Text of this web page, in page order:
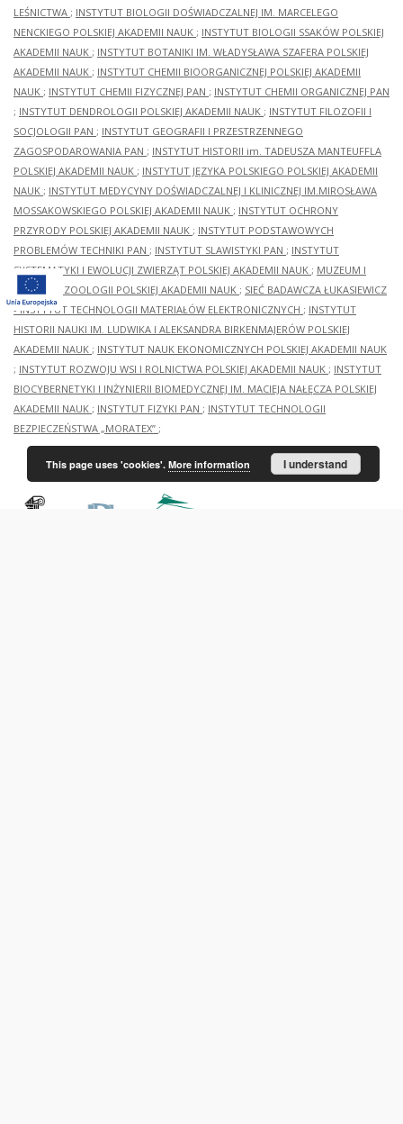
LEŚNICTWA ; INSTYTUT BIOLOGII DOŚWIADCZALNEJ IM. MARCELEGO
NENCKIEGO POLSKIEJ AKADEMII NAUK ; INSTYTUT BIOLOGII SSAKÓW POLSKIEJ
AKADEMII NAUK ; INSTYTUT BOTANIKI IM. WŁADYSŁAWA SZAFERA POLSKIEJ
AKADEMII NAUK ; INSTYTUT CHEMII BIOORGANICZNEJ POLSKIEJ AKADEMII
NAUK ; INSTYTUT CHEMII FIZYCZNEJ PAN ; INSTYTUT CHEMII ORGANICZNEJ PAN
; INSTYTUT DENDROLOGII POLSKIEJ AKADEMII NAUK ; INSTYTUT FILOZOFII I
SOCJOLOGII PAN ; INSTYTUT GEOGRAFII I PRZESTRZENNEGO
ZAGOSPODAROWANIA PAN ; INSTYTUT HISTORII im. TADEUSZA MANTEUFFLA
POLSKIEJ AKADEMII NAUK ; INSTYTUT JĘZYKA POLSKIEGO POLSKIEJ AKADEMII
NAUK ; INSTYTUT MEDYCYNY DOŚWIADCZALNEJ I KLINICZNEJ IM.MIROSŁAWA
MOSSAKOWSKIEGO POLSKIEJ AKADEMII NAUK ; INSTYTUT OCHRONY
PRZYRODY POLSKIEJ AKADEMII NAUK ; INSTYTUT PODSTAWOWYCH
PROBLEMÓW TECHNIKI PAN ; INSTYTUT SLAWISTYKI PAN ; INSTYTUT
SYSTEMATYKI I EWOLUCJI ZWIERZĄT POLSKIEJ AKADEMII NAUK ; MUZEUM I
INSTYTUT ZOOLOGII POLSKIEJ AKADEMII NAUK ; SIEĆ BADAWCZA ŁUKASIEWICZ
- INSTYTUT TECHNOLOGII MATERIAŁÓW ELEKTRONICZNYCH ; INSTYTUT
HISTORII NAUKI IM. LUDWIKA I ALEKSANDRA BIRKENMAJERÓW POLSKIEJ
AKADEMII NAUK ; INSTYTUT NAUK EKONOMICZNYCH POLSKIEJ AKADEMII NAUK
; INSTYTUT ROZWOJU WSI I ROLNICTWA POLSKIEJ AKADEMII NAUK ; INSTYTUT
BIOCYBERNETYKI I INŻYNIERII BIOMEDYCZNEJ IM. MACIEJA NAŁĘCZA POLSKIEJ
AKADEMII NAUK ; INSTYTUT FIZYKI PAN ; INSTYTUT TECHNOLOGII
BEZPIECZEŃSTWA „MORATEX” ;
This page uses 'cookies'. More information I understand